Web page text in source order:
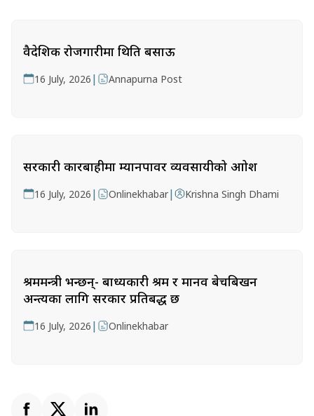
वैदेशिक रोजगारीमा थिति बसाऊ
16 July, 2026 | Annapurna Post
सरकारी कारबाहीमा म्यानपावर व्यवसायीको आक्रोश
16 July, 2026 | Onlinekhabar| Krishna Singh Dhami
श्रममन्त्री भन्छन्- बाध्यकारी श्रम र मानव बेचबिखन
अन्त्यका लागि सरकार प्रतिबद्ध छ
16 July, 2026 | Onlinekhabar